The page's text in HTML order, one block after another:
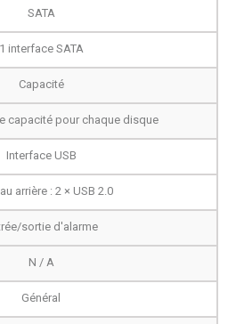
SATA
1 interface SATA
Capacité
capacité pour chaque disque
Interface USB
arrière : 2 × USB 2.0
sortie d'alarme
N / A
Général